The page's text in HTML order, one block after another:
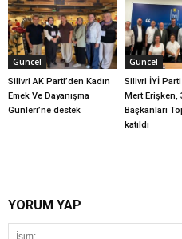
Güncel
Silivri AK Parti’den Kadın
Emek Ve Dayanışma
Günleri’ne destek
Güncel
Silivri İYİ Parti
Mert Erişken,
Başkanları
katıldı
YORUM YAP